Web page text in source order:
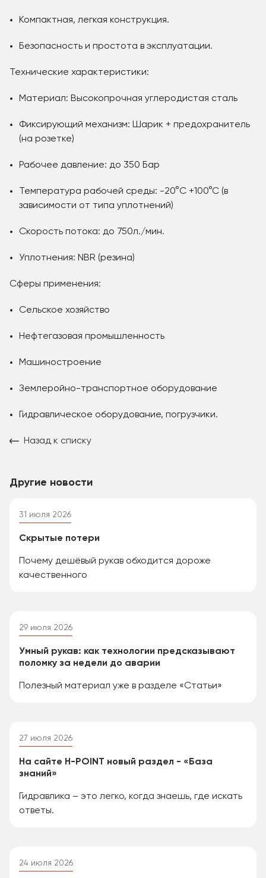
Компактная, легкая конструкция.
Безопасность и простота в эксплуатации.
Технические характеристики:
Материал: Высокопрочная углеродистая сталь
Фиксирующий механизм: Шарик + предохранитель
(на розетке)
Рабочее давление: до 350 Бар
Температура рабочей среды: -20°C +100°C (в
зависимости от типа уплотнений)
Скорость потока: до 750л./мин.
Уплотнения: NBR (резина)
Сферы применения:
Сельское хозяйство
Нефтегазовая промышленность
Машиностроение
Землеройно-транспортное оборудование
Гидравлическое оборудование, погрузчики.
Назад к списку
Другие новости
31 июля 2026
Скрытые потери
Почему дешёвый рукав обходится дороже
качественного
29 июля 2026
Умный рукав: как технологии предсказывают
поломку за недели до аварии
Полезный материал уже в разделе «Статьи»
27 июля 2026
На сайте H-POINT новый раздел - «База
знаний»
Гидравлика – это легко, когда знаешь, где искать
ответы.
24 июля 2026